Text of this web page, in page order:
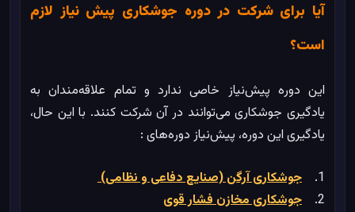
آیا برای شرکت در دوره جوشکاری پیش نیاز لازم
است؟
این دوره پیش‌نیاز خاصی ندارد و تمام علاقه‌مندان به
یادگیری جوشکاری می‌توانند در آن شرکت کنند. با این حال،
یادگیری این دوره، پیش‌نیاز دوره‌های :
1.
جوشکاری آرگن (صنایع دفاعی و نظامی)
2.
جوشکاری مخازن فشار قوی